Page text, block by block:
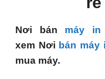
Nơi bán máy in
xem Nơi bán máy
mua máy.